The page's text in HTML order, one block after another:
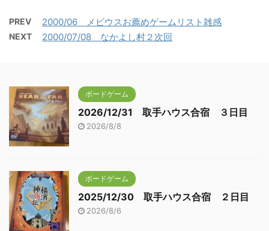
PREV 2000/06 メビウスお薦めゲームリスト雑感
NEXT 2000/07/08 なかよし村２次回
ボードゲーム
2026/12/31 取手ハウス合宿 ３日目
2026/8/8
ボードゲーム
2025/12/30 取手ハウス合宿 ２日目
2026/8/6